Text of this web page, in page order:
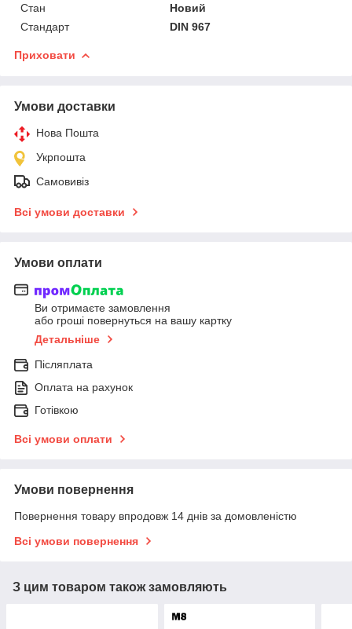
Стан
Новий
Стандарт
DIN 967
Приховати
Умови доставки
Нова Пошта
Укрпошта
Самовивіз
Всі умови доставки
Умови оплати
Ви отримаєте замовлення
або гроші повернуться на вашу картку
Детальніше
Післяплата
Оплата на рахунок
Готівкою
Всі умови оплати
Умови повернення
Повернення товару впродовж 14 днів за домовленістю
Всі умови повернення
З цим товаром також замовляють